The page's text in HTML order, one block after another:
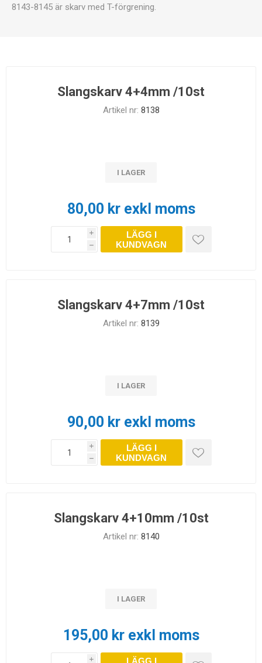
8143-8145 är skarv med T-förgrening.
Slangskarv 4+4mm /10st
Artikel nr: 8138
I LAGER
80,00 kr exkl moms
i
h
LÄGG I
KUNDVAGN
Slangskarv 4+7mm /10st
Artikel nr: 8139
I LAGER
90,00 kr exkl moms
i
h
LÄGG I
KUNDVAGN
Slangskarv 4+10mm /10st
Artikel nr: 8140
I LAGER
195,00 kr exkl moms
i LÄGG I